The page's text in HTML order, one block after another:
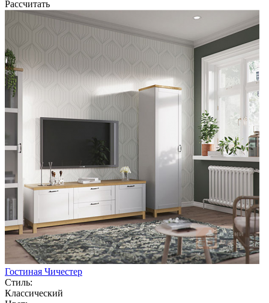
Рассчитать
Гостиная Чичестер
Стиль:
Классический